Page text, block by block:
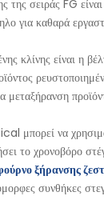
της σειράς FG
για καθαρά
κλίνης είναι η
μεταξήρανση
μπορεί να
το χρονοβόρο
ξήρανσης
συνθήκες